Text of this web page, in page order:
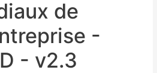
de
-
- v2.3